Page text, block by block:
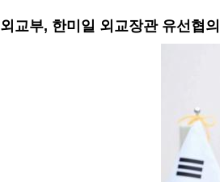
외교부, 한미일 외교장관 유선협의